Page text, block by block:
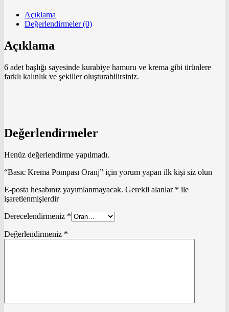
Açıklama
Değerlendirmeler (0)
Açıklama
6 adet başlığı sayesinde kurabiye hamuru ve krema gibi ürünlere
farklı kalınlık ve şekiller oluşturabilirsiniz.
Değerlendirmeler
Henüz değerlendirme yapılmadı.
“Basıc Krema Pompası Oranj” için yorum yapan ilk kişi siz olun
E-posta hesabınız yayımlanmayacak. Gerekli alanlar * ile
işaretlenmişlerdir
Derecelendirmeniz *
Değerlendirmeniz *